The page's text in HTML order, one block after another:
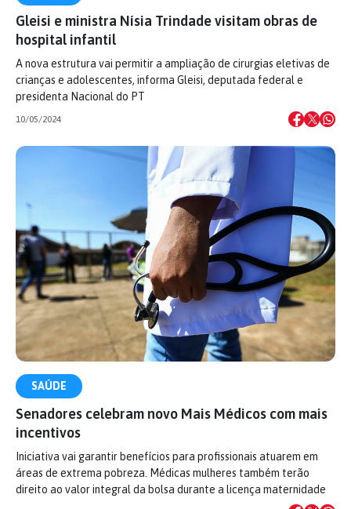
Gleisi e ministra Nísia Trindade visitam obras de
hospital infantil
A nova estrutura vai permitir a ampliação de cirurgias eletivas de
crianças e adolescentes, informa Gleisi, deputada federal e
presidenta Nacional do PT
10/05/2024
SAÚDE
Senadores celebram novo Mais Médicos com mais
incentivos
Iniciativa vai garantir benefícios para profissionais atuarem em
áreas de extrema pobreza. Médicas mulheres também terão
direito ao valor integral da bolsa durante a licença maternidade